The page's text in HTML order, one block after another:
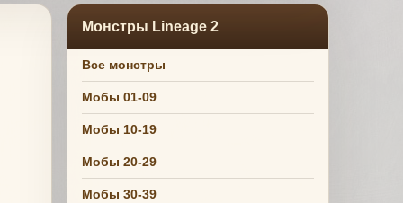
Монстры Lineage 2
Все монстры
Мобы 01-09
Мобы 10-19
Мобы 20-29
Мобы 30-39